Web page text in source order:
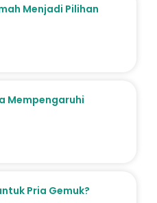
Menjadi Pilihan
Mempengaruhi
Pria Gemuk?